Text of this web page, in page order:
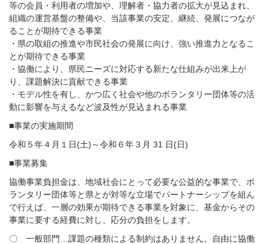
等の会員・利用者の増加や、理解者・協力者の拡大が見込まれ、
組織の運営基盤の整備や、当該事業の安定、継続、発展につなが
ることが期待できる事業
・県の取組の推進や市民社会の発展に向け、強い推進力となるこ
とが期待できる事業
・協働により、県民ニーズに対応する新たな仕組みが出来上が
り、課題解決に貢献できる事業
・モデル性を有し、かつ広く社会や他のボランタリー団体等の活
動に影響を与えるなど波及性が見込まれる事業
■事業の実施期間
令和５年４月１日(土)～令和６年３月 31 日(日)
■事業募集
協働事業負担金は、地域社会にとって必要な公益的な事業で、ボ
ランタリー団体等と県とが対等な立場でパートナーシップを組ん
で行えば、一層の効果が期待できる事業を対象に、基金からその
事業に要する経費に対し、応分の負担をします。
〇 一般部門…課題の種類による制約はありません。自由に協働